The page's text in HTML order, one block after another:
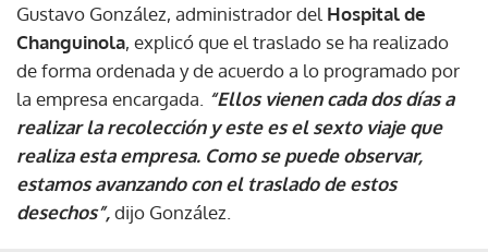
Gustavo González, administrador del Hospital de
Changuinola, explicó que el traslado se ha realizado
de forma ordenada y de acuerdo a lo programado por
la empresa encargada. “Ellos vienen cada dos días a
realizar la recolección y este es el sexto viaje que
realiza esta empresa. Como se puede observar,
estamos avanzando con el traslado de estos
desechos”,dijo González.